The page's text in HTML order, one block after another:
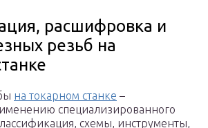
расшифровка и
резьб на
на токарном станке –
специализированного
схемы, инструменты,